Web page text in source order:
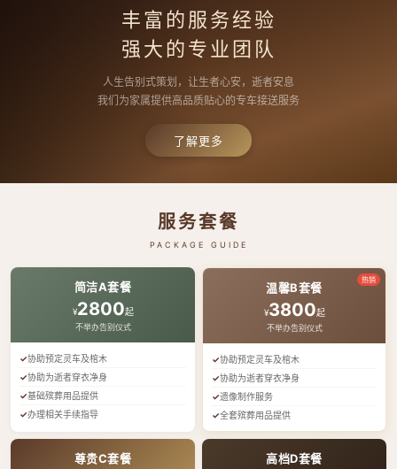
丰富的服务经验
强大的专业团队
人生告别式策划，让生者心安，逝者安息
我们为家属提供高品质贴心的专车接送服务
了解更多
服务套餐
PACKAGE GUIDE
简洁A套餐
¥2800起
不举办告别仪式
协助预定灵车及棺木
协助为逝者穿衣净身
基础殡葬用品提供
办理相关手续指导
热销
温馨B套餐
¥3800起
不举办告别仪式
协助预定灵车及棺木
协助为逝者穿衣净身
遗像制作服务
全套殡葬用品提供
尊贵C套餐 高档D套餐